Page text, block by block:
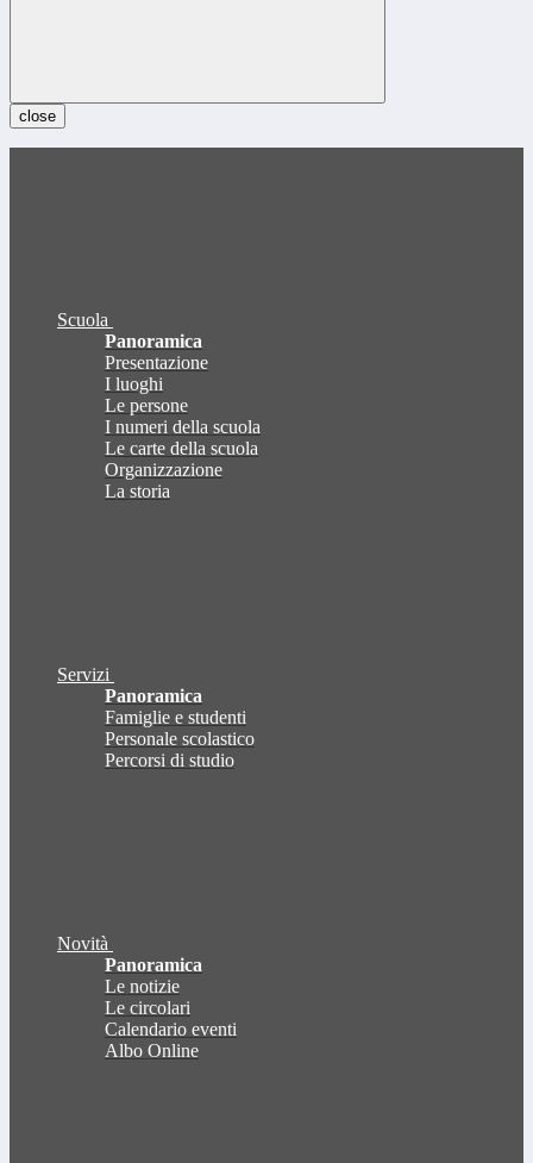
close
Scuola
Panoramica
Presentazione
I luoghi
Le persone
I numeri della scuola
Le carte della scuola
Organizzazione
La storia
Servizi
Panoramica
Famiglie e studenti
Personale scolastico
Percorsi di studio
Novità
Panoramica
Le notizie
Le circolari
Calendario eventi
Albo Online